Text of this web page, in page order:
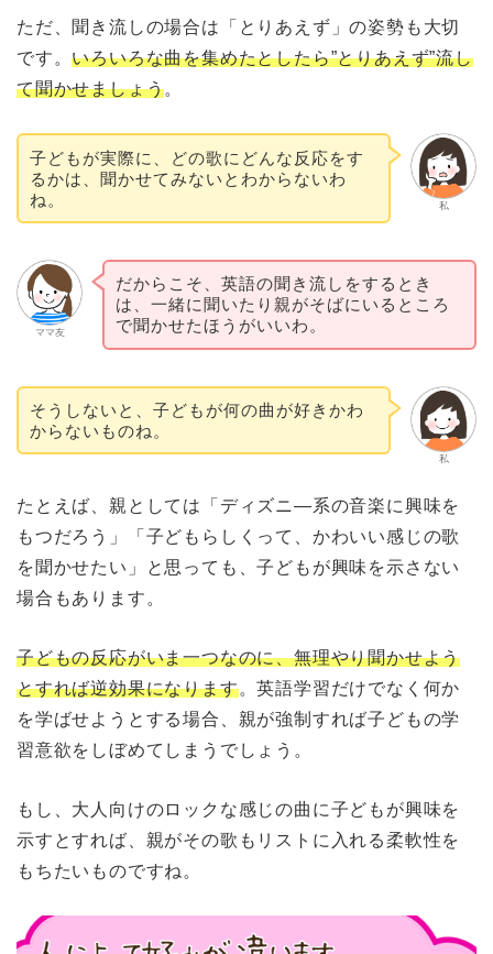
ただ、聞き流しの場合は「とりあえず」の姿勢も大切
です。いろいろな曲を集めたとしたら”とりあえず”流し
て聞かせましょう。
私
子どもが実際に、どの歌にどんな反応をす
るかは、聞かせてみないとわからないわ
ね。
ママ友
だからこそ、英語の聞き流しをするとき
は、一緒に聞いたり親がそばにいるところ
で聞かせたほうがいいわ。
私
そうしないと、子どもが何の曲が好きかわ
からないものね。
たとえば、親としては「ディズニ―系の音楽に興味を
もつだろう」「子どもらしくって、かわいい感じの歌
を聞かせたい」と思っても、子どもが興味を示さない
場合もあります。
子どもの反応がいま一つなのに、無理やり聞かせよう
とすれば逆効果になります。英語学習だけでなく何か
を学ばせようとする場合、親が強制すれば子どもの学
習意欲をしぼめてしまうでしょう。
もし、大人向けのロックな感じの曲に子どもが興味を
示すとすれば、親がその歌もリストに入れる柔軟性を
もちたいものですね。